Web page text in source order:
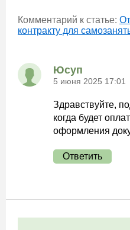
Комментарий к статье:
контракту для
Юсуп
5 июня 2025 17:01
Здравствуйте,
когда будет
оформления
Ответить